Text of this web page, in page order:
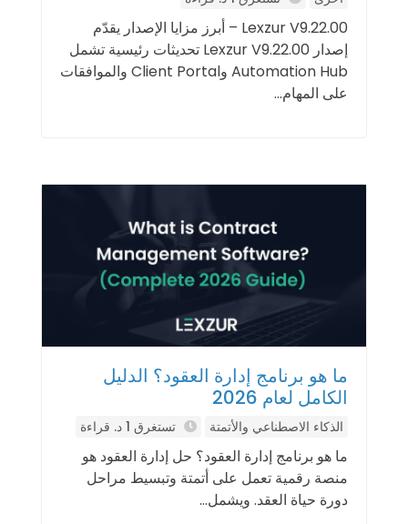
Lexzur V9.22.00 – أبرز مزايا الإصدار يقدّم
إصدار Lexzur V9.22.00 تحديثات رئيسية تشمل
Automation Hub وClient Portal والموافقات
على المهام...
ما هو برنامج إدارة العقود؟ الدليل
الكامل لعام 2026
الذكاء الاصطناعي والأتمتة تستغرق 1 د. قراءة
ما هو برنامج إدارة العقود؟ حل إدارة العقود هو
منصة رقمية تعمل على أتمتة وتبسيط مراحل
دورة حياة العقد. ويشمل...